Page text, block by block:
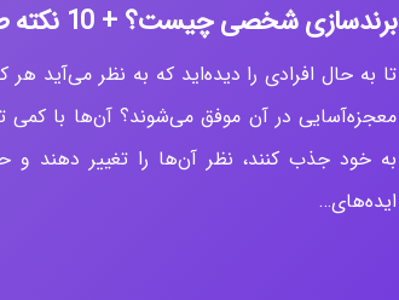
برندسازی شخصی چیست؟ + 10 نکته طلایی و موثر!
تا به حال افرادی را دیده‌اید که به نظر می‌آید
معجزه‌آسایی در آن موفق می‌شوند؟ آن‌ها با کمی
به خود جذب کنند، نظر آن‌ها را تغییر دهند و
ایده‌های…